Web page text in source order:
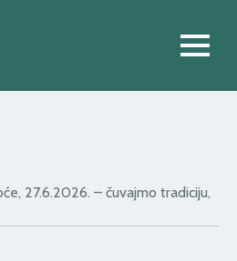
27.6.2026. – čuvajmo tradiciju,